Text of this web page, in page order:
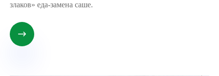
злаков» еда-замена саше.
